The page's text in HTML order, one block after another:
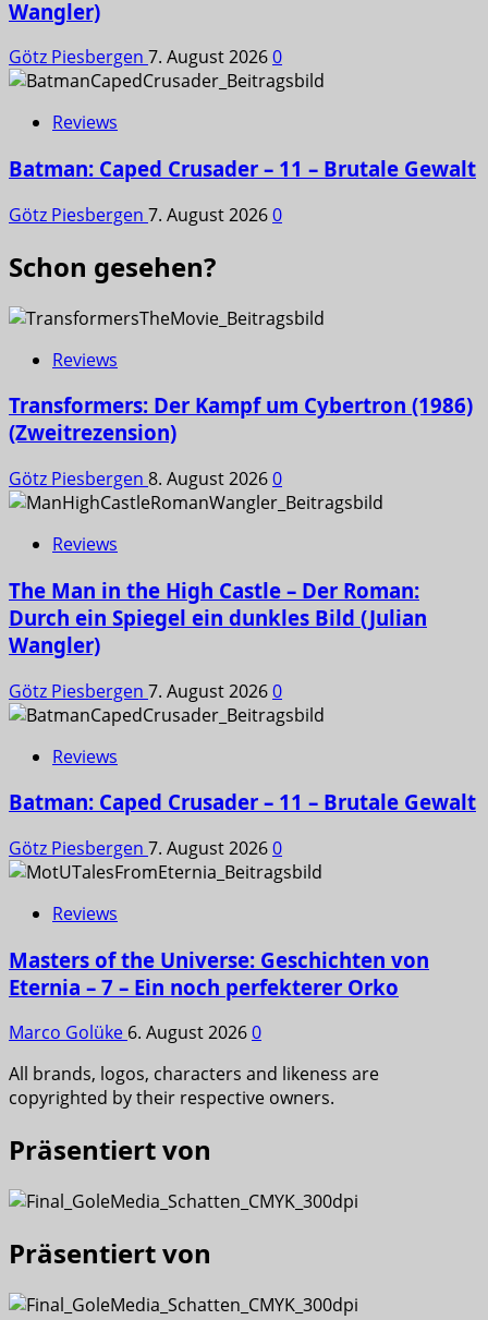
Wangler)
Götz Piesbergen 7. August 20260
Reviews
Batman: Caped Crusader – 11 – Brutale Gewalt
Götz Piesbergen 7. August 20260
Schon gesehen?
Reviews
Transformers: Der Kampf um Cybertron (1986)
(Zweitrezension)
Götz Piesbergen 8. August 20260
Reviews
The Man in the High Castle – Der Roman:
Durch ein Spiegel ein dunkles Bild (Julian
Wangler)
Götz Piesbergen 7. August 20260
Reviews
Batman: Caped Crusader – 11 – Brutale Gewalt
Götz Piesbergen 7. August 20260
Reviews
Masters of the Universe: Geschichten von
Eternia – 7 – Ein noch perfekterer Orko
Marco Golüke 6. August 20260
All brands, logos, characters and likeness are
copyrighted by their respective owners.
Präsentiert von
Präsentiert von